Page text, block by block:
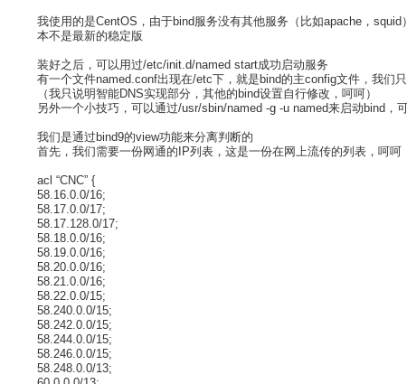
我使用的是CentOS，由于bind服务没有其他服务（比如apache，
本不是最新的稳定版
装好之后，可以用过/etc/init.d/named start成功启动服务
有一个文件named.conf出现在/etc下，就是bind的主config文件，我们
（我只说明智能DNS实现部分，其他的bind设置自行修改，呵呵）
另外一个小技巧，可以通过/usr/sbin/named -g -u named来启动bind，
我们是通过bind9的view功能来分离判断的
首先，我们需要一份网通的IP列表，这是一份在网上流传的列表，呵呵
acl “CNC” {
58.16.0.0/16;
58.17.0.0/17;
58.17.128.0/17;
58.18.0.0/16;
58.19.0.0/16;
58.20.0.0/16;
58.21.0.0/16;
58.22.0.0/15;
58.240.0.0/15;
58.242.0.0/15;
58.244.0.0/15;
58.246.0.0/15;
58.248.0.0/13;